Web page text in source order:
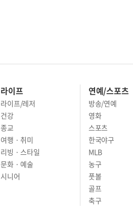
라이프
라이프/레저
건강
종교
여행 · 취미
리빙 · 스타일
문화 · 예술
시니어
연예/스포츠
방송/연예
영화
스포츠
한국야구
MLB
농구
풋볼
골프
축구